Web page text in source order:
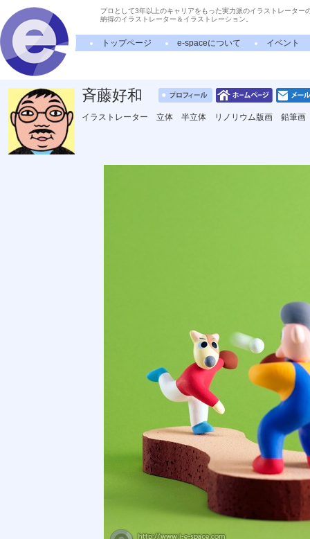
プロとして3年以上のキャリアをもった実力派のイラストレーター
納得のイラストレーター＆イラストレーション。
トップページ e-spaceについて イベント
斉藤好和
イラストレーター 立体 半立体 リノリウム版画 鉛筆画